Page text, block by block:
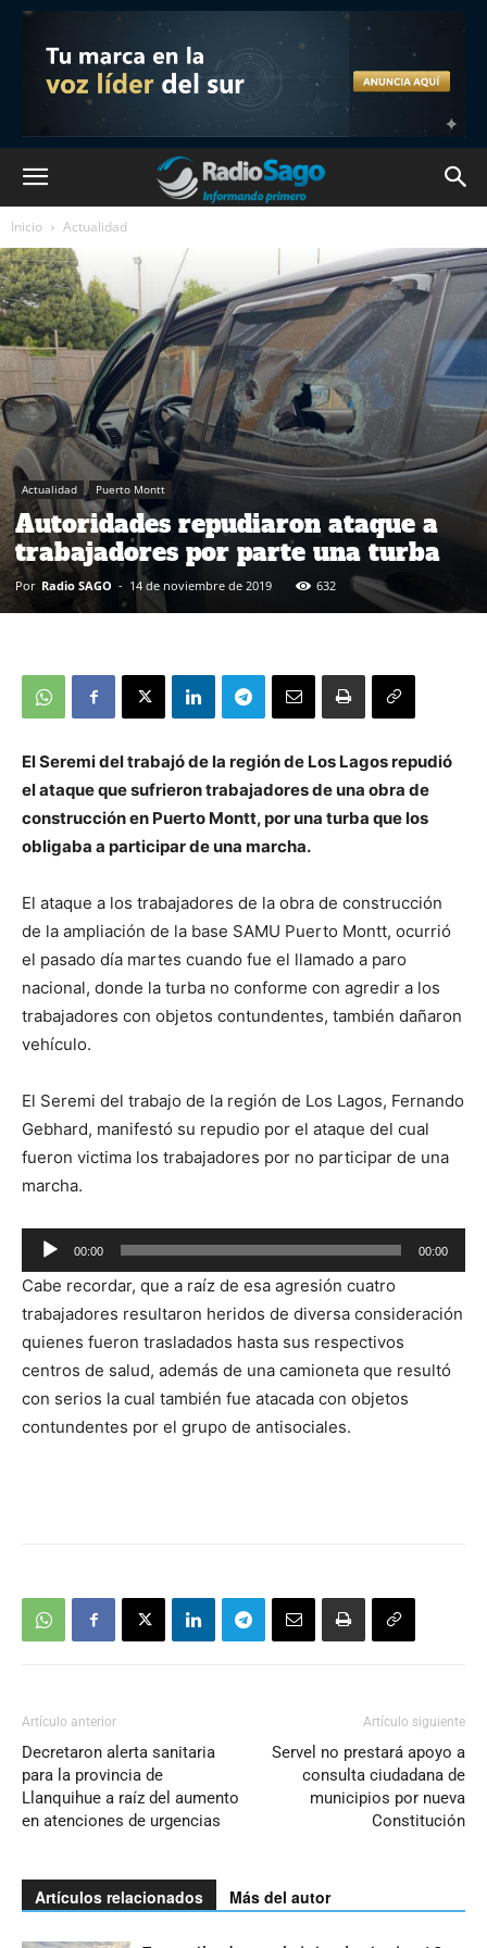
Inicio Actualidad
Actualidad Puerto Montt
Autoridades repudiaron ataque a
trabajadores por parte una turba
Por Radio SAGO - 14 de noviembre de 2019 632
El Seremi del trabajó de la región de Los Lagos repudió
el ataque que sufrieron trabajadores de una obra de
construcción en Puerto Montt, por una turba que los
obligaba a participar de una marcha.
El ataque a los trabajadores de la obra de construcción
de la ampliación de la base SAMU Puerto Montt, ocurrió
el pasado día martes cuando fue el llamado a paro
nacional, donde la turba no conforme con agredir a los
trabajadores con objetos contundentes, también dañaron
vehículo.
El Seremi del trabajo de la región de Los Lagos, Fernando
Gebhard, manifestó su repudio por el ataque del cual
fueron victima los trabajadores por no participar de una
marcha.
Reproductor
de
audio
00:00 00:00
Cabe recordar, que a raíz de esa agresión cuatro
trabajadores resultaron heridos de diversa consideración
quienes fueron trasladados hasta sus respectivos
centros de salud, además de una camioneta que resultó
con serios la cual también fue atacada con objetos
contundentes por el grupo de antisociales.
Artículo anterior
Decretaron alerta sanitaria
para la provincia de
Llanquihue a raíz del aumento
en atenciones de urgencias
Artículo siguiente
Servel no prestará apoyo a
consulta ciudadana de
municipios por nueva
Constitución
Artículos relacionados Más del autor